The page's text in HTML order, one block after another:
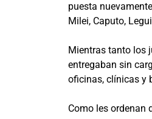
puesta
Milei, Caputo,
Mientras tanto los
entregaban sin
oficinas, clínicas y
Como les ordenan